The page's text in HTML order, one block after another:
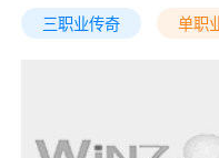
三职业传奇 单职